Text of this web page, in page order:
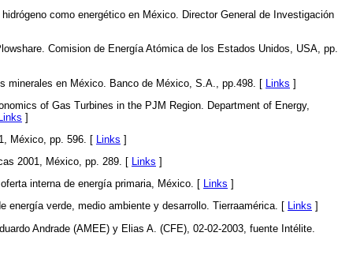
como energético en México. Director General de Investigación
Comision de Energía Atómica de los Estados Unidos, USA, pp.
minerales en México. Banco de México, S.A., pp.498. [ Links ]
of Gas Turbines in the PJM Region. Department of Energy,
]
México, pp. 596. [
Links ]
2001, México, pp. 289. [ Links ]
interna de energía primaria, México. [ Links ]
energía verde, medio ambiente y desarrollo. Tierraamérica. [ Links ]
Andrade (AMEE) y Elias A. (CFE), 02-02-2003, fuente Intélite.